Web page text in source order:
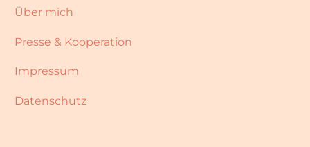
Über mich
Presse & Kooperation
Impressum
Datenschutz